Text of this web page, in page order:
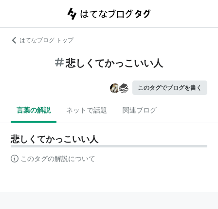
はてなブログ トップ
悲しくてかっこいい人
このタグでブログを書く
言葉の解説 ネットで話題 関連ブログ
悲しくてかっこいい人
このタグの解説について